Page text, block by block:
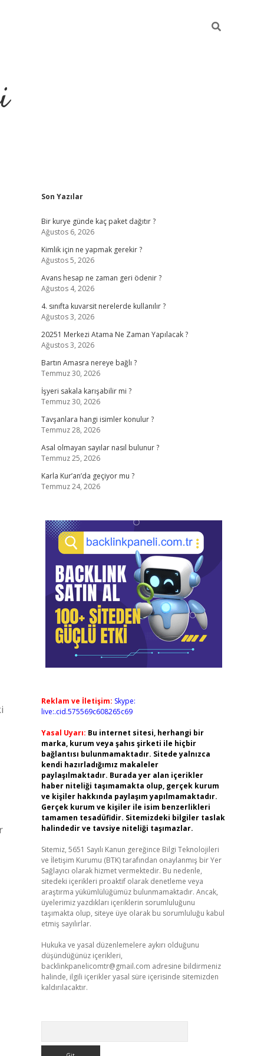
Sidebar
Son Yazılar
Bir kurye günde kaç paket dağıtır ?
Ağustos 6, 2026
Kimlik için ne yapmak gerekir ?
Ağustos 5, 2026
Avans hesap ne zaman geri ödenir ?
Ağustos 4, 2026
4. sınıfta kuvarsit nerelerde kullanılır ?
Ağustos 3, 2026
20251 Merkezi Atama Ne Zaman Yapılacak ?
Ağustos 3, 2026
Bartın Amasra nereye bağlı ?
Temmuz 30, 2026
İşyeri sakala karışabilir mi ?
Temmuz 30, 2026
Tavşanlara hangi isimler konulur ?
Temmuz 28, 2026
Asal olmayan sayılar nasıl bulunur ?
Temmuz 25, 2026
Karla Kur’an’da geçiyor mu ?
Temmuz 24, 2026
Reklam ve İletişim: Skype:
live:.cid.575569c608265c69
Yasal Uyarı: Bu internet sitesi, herhangi bir
marka, kurum veya şahıs şirketi ile hiçbir
bağlantısı bulunmamaktadır. Sitede yalnızca
kendi hazırladığımız makaleler
paylaşılmaktadır. Burada yer alan içerikler
haber niteliği taşımamakta olup, gerçek kurum
ve kişiler hakkında paylaşım yapılmamaktadır.
Gerçek kurum ve kişiler ile isim benzerlikleri
tamamen tesadüfidir. Sitemizdeki bilgiler taslak
halindedir ve tavsiye niteliği taşımazlar.
Sitemiz, 5651 Sayılı Kanun gereğince Bilgi Teknolojileri
ve İletişim Kurumu (BTK) tarafından onaylanmış bir Yer
Sağlayıcı olarak hizmet vermektedir. Bu nedenle,
sitedeki içerikleri proaktif olarak denetleme veya
araştırma yükümlülüğümüz bulunmamaktadır. Ancak,
üyelerimiz yazdıkları içeriklerin sorumluluğunu
taşımakta olup, siteye üye olarak bu sorumluluğu kabul
etmiş sayılırlar.
Hukuka ve yasal düzenlemelere aykırı olduğunu
düşündüğünüz içerikleri,
backlinkpanelicomtr@gmail.com adresine bildirmeniz
halinde, ilgili içerikler yasal süre içerisinde sitemizden
kaldırılacaktır.